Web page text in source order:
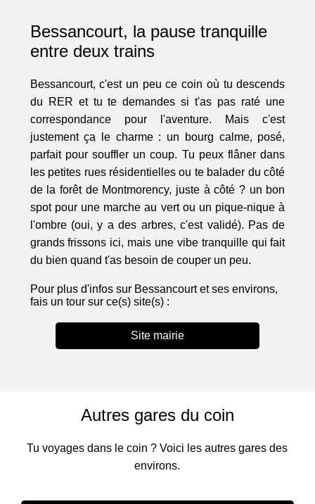
Bessancourt, la pause tranquille
entre deux trains
Bessancourt, c'est un peu ce coin où tu descends
du RER et tu te demandes si t'as pas raté une
correspondance pour l'aventure. Mais c'est
justement ça le charme : un bourg calme, posé,
parfait pour souffler un coup. Tu peux flâner dans
les petites rues résidentielles ou te balader du côté
de la forêt de Montmorency, juste à côté ? un bon
spot pour une marche au vert ou un pique-nique à
l'ombre (oui, y a des arbres, c'est validé). Pas de
grands frissons ici, mais une vibe tranquille qui fait
du bien quand t'as besoin de couper un peu.
Pour plus d'infos sur Bessancourt et ses environs,
fais un tour sur ce(s) site(s) :
Site mairie
Autres gares du coin
Tu voyages dans le coin ? Voici les autres gares des
environs.